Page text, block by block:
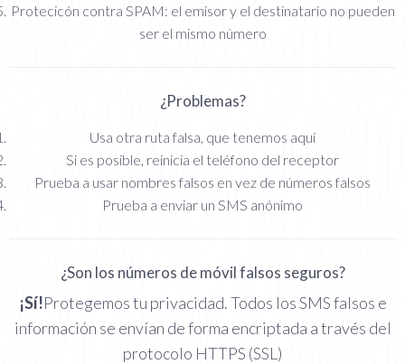
Protecicón contra SPAM: el emisor y el destinatario no pueden
ser el mismo número
¿Problemas?
Usa otra ruta falsa, que tenemos aquí
Si es posible, reinicia el teléfono del receptor
Prueba a usar nombres falsos en vez de números falsos
Prueba a enviar un SMS anónimo
¿Son los números de móvil falsos seguros?
¡Sí!Protegemos tu privacidad. Todos los SMS falsos e
información se envían de forma encriptada a través del
protocolo HTTPS (SSL)